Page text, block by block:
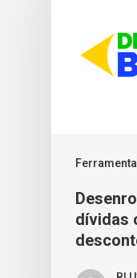
dívidas